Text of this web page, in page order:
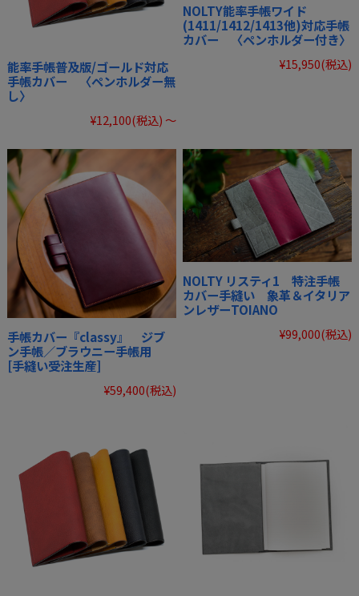
能率手帳普及版/ゴールド対応
手帳カバー 〈ペンホルダー無
し〉
¥12,100(税込) ～
NOLTY能率手帳ワイド
(1411/1412/1413他)対応手帳
カバー 〈ペンホルダー付き〉
¥15,950(税込)
手帳カバー『classy』 ジブ
ン手帳／ブラウニー手帳用
[手縫い受注生産]
¥59,400(税込)
NOLTY リスティ1 特注手帳
カバー手縫い 象革＆イタリア
ンレザーTOIANO
¥99,000(税込)